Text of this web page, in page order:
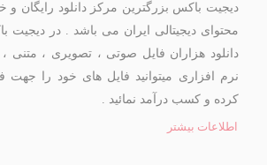
دیجیت باکس بزرگترین مرکز دانلود رایگان
محتوای دیجیتالی ایران می باشد . در دیجیت
دانلود هزاران فایل صوتی ، تصویری ، متنی
نرم افزاری میتوانید فایل های خود را
کرده و کسب درآمد نمائید .
اطلاعات بیشتر